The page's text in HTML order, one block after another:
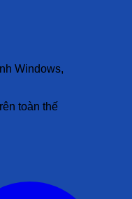
Windows,
toàn thế